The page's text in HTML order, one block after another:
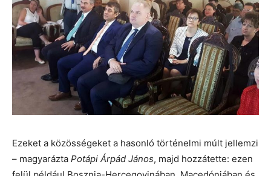
Ezeket a közösségeket a hasonló történelmi múlt jellemzi
– magyarázta Potápi Árpád János, majd hozzátette: ezen